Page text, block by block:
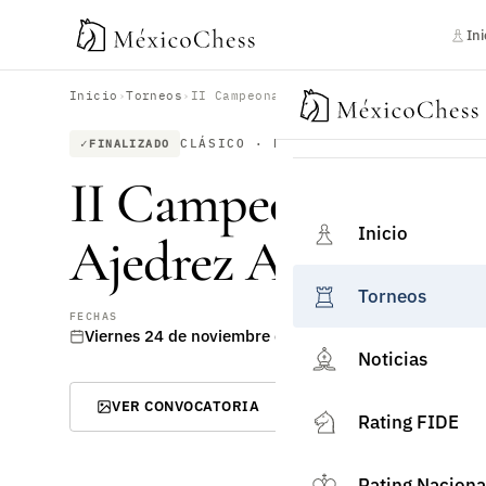
Inicio
Torneos
Noticias
Rating FIDE
Inicio ›Torneos ›
FINALIZADO CLÁSICO · PRESENCIAL · RATING
II Campeonato
Ajedrez Amateur
FECHAS
Viernes 24 de noviembre de 2023 – Domingo 26 de
VER CONVOCATORIA